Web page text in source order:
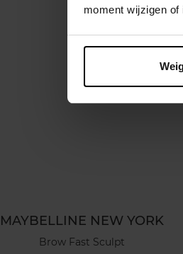
moment wijzigen of
MAYBELLINE NEW YORK
Brow Fast Sculpt